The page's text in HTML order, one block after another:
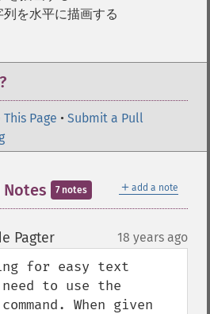
列を水平に描画する
Page • Submit a Pull
＋ add a note
7 notes
Pagter¶ 18 years ago
for easy text
to use the
When given